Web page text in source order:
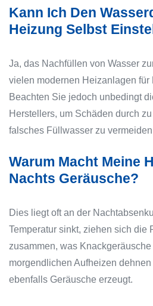
Kann Ich Den
Heizung Selbst
Ja, das Nachfüllen von Wasser
vielen modernen Heizanlagen für
Beachten Sie jedoch unbedingt
Herstellers, um Schäden durch
falsches Füllwasser zu
Warum Macht Meine
Nachts Geräusche?
Dies liegt oft an der
Temperatur sinkt, ziehen sich die
zusammen, was
morgendlichen Aufheizen
ebenfalls Geräusche erzeugt.